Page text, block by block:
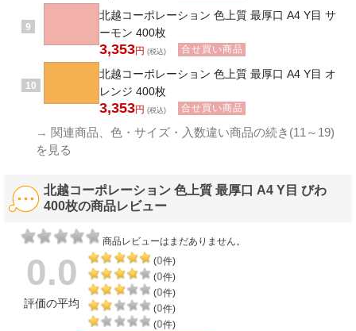
9
北越コーポレーション 色上質 最厚口 A4 Y目 サ
ーモン 400枚
3,353円 (税込) 合せ買い商品
10
北越コーポレーション 色上質 最厚口 A4 Y目 オ
レンジ 400枚
3,353円 (税込) 合せ買い商品
→ 関連商品、色・サイズ・入数違い商品の続き(11～19)
を見る
北越コーポレーション 色上質 最厚口 A4 Y目 びわ
400枚の商品レビュー
商品レビューはまだありません。
0.0
評価の平均
(0件)
(0件)
(0件)
(0件)
(0件)